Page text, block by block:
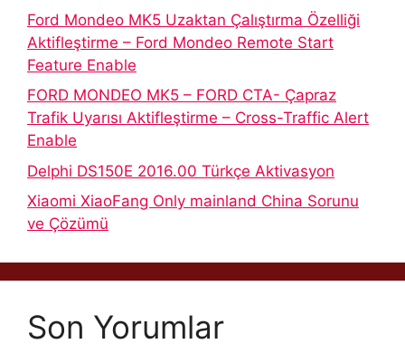
Ford Mondeo MK5 Uzaktan Çalıştırma Özelliği
Aktifleştirme – Ford Mondeo Remote Start
Feature Enable
FORD MONDEO MK5 – FORD CTA- Çapraz
Trafik Uyarısı Aktifleştirme – Cross-Traffic Alert
Enable
Delphi DS150E 2016.00 Türkçe Aktivasyon
Xiaomi XiaoFang Only mainland China Sorunu
ve Çözümü
Son Yorumlar